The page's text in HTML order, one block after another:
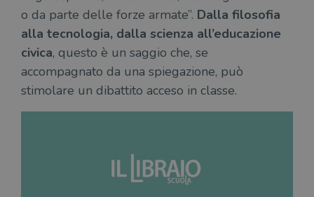
o da parte delle forze armate”. Dalla filosofia
alla tecnologia, dalla scienza all’educazione
civica, questo è un saggio che, se
accompagnato da una spiegazione, può
stimolare un dibattito acceso in classe.